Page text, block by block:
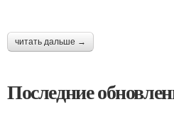
читать дальше →
Последние